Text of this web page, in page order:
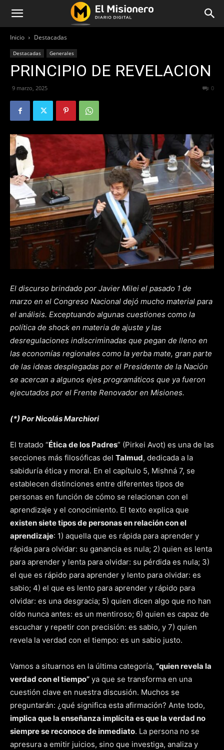
Inicio Destacadas
Destacadas Generales
PRINCIPIO DE REVELACION
9 marzo, 2025 0
El discurso brindado por Javier Milei el pasado 1 de
marzo en el Congreso Nacional dejó mucho material para
el análisis. Exceptuando algunas cuestiones como la
política de shock en materia de ajuste y las
desregulaciones indiscriminadas que pegan de lleno en
las economías regionales como la yerba mate, gran parte
de las ideas desplegadas por el Presidente de la Nación
se acercan a algunos ejes programáticos que ya fueron
ejecutados por el Frente Renovador en Misiones.
(*) Por Nicolás Marchiori
El tratado “Ética de los Padres” (Pirkei Avot) es una de las
secciones más filosóficas del Talmud, dedicada a la
sabiduría ética y moral. En el capítulo 5, Mishná 7, se
establecen distinciones entre diferentes tipos de
personas en función de cómo se relacionan con el
aprendizaje y el conocimiento. El texto explica que
existen siete tipos de personas en relación con el
aprendizaje: 1) aquella que es rápida para aprender y
rápida para olvidar: su ganancia es nula; 2) quien es lenta
para aprender y lenta para olvidar: su pérdida es nula; 3)
el que es rápido para aprender y lento para olvidar: es
sabio; 4) el que es lento para aprender y rápido para
olvidar: es una desgracia; 5) quien dicen algo que no han
oído nunca antes: es un mentiroso; 6) quien es capaz de
escuchar y repetir con precisión: es sabio, y 7) quien
revela la verdad con el tiempo: es un sabio justo.
Vamos a situarnos en la última categoría, “quien revela la
verdad con el tiempo” ya que se transforma en una
cuestión clave en nuestra discusión. Muchos se
preguntarán: ¿qué significa esta afirmación? Ante todo,
implica que la enseñanza implícita es que la verdad no
siempre se reconoce de inmediato. La persona no se
apresura a emitir juicios, sino que investiga, analiza y